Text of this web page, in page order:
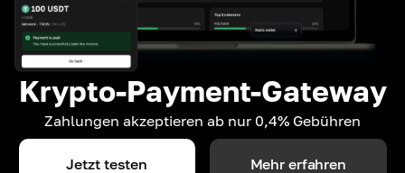
Krypto-Payment-Gateway
Zahlungen akzeptieren ab nur 0,4% Gebühren
Jetzt testen Mehr erfahren